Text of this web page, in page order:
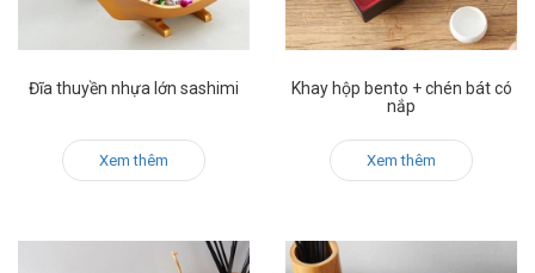
Đĩa thuyền nhựa lớn sashimi
Xem thêm
Khay hộp bento + chén bát có
nắp
Xem thêm